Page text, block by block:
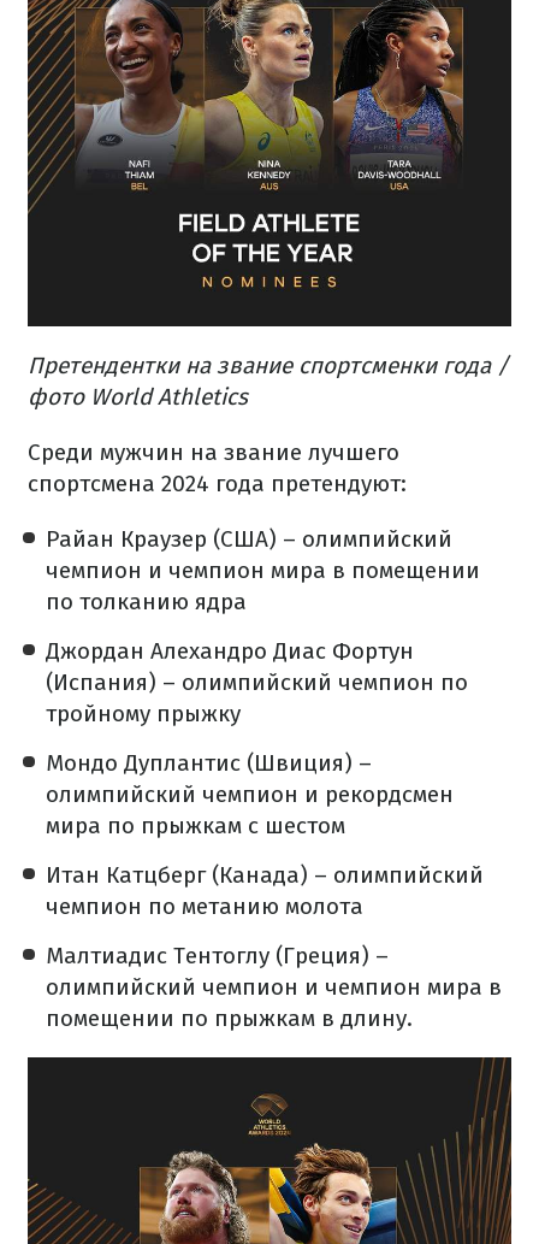
Претендентки на звание спортсменки года /
фото World Athletics
Среди мужчин на звание лучшего
спортсмена 2024 года претендуют:
Райан Краузер (США) – олимпийский
чемпион и чемпион мира в помещении
по толканию ядра
Джордан Алехандро Диас Фортун
(Испания) – олимпийский чемпион по
тройному прыжку
Мондо Дуплантис (Швиция) –
олимпийский чемпион и рекордсмен
мира по прыжкам с шестом
Итан Катцберг (Канада) – олимпийский
чемпион по метанию молота
Малтиадис Тентоглу (Греция) –
олимпийский чемпион и чемпион мира в
помещении по прыжкам в длину.